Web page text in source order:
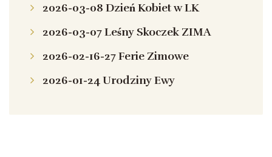
2026-03-08 Dzień Kobiet w LK
2026-03-07 Leśny Skoczek ZIMA
2026-02-16-27 Ferie Zimowe
2026-01-24 Urodziny Ewy